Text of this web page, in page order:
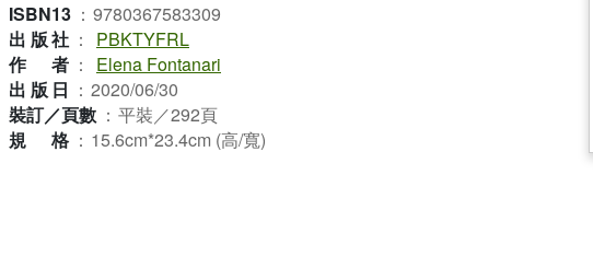
ISBN13 ： 9780367583309
出版社 ：
PBKTYFRL
作者 ：
Elena Fontanari
出版日 ： 2020/06/30
裝訂／頁數 ： 平裝／292頁
規格 ： 15.6cm*23.4cm (高/寬)